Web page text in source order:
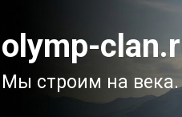
olymp-
Мы строим на века.